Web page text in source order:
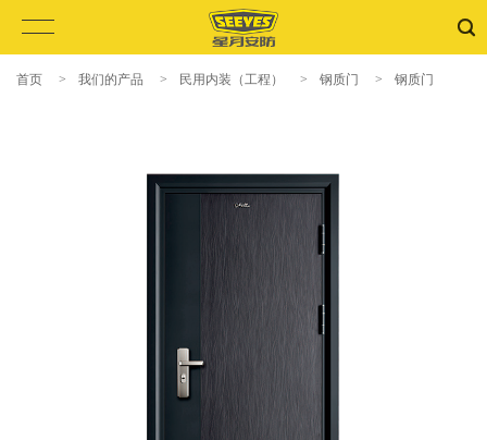
首页 > 我们的产品 > 民用内装（工程） > 钢质门 > 钢质门